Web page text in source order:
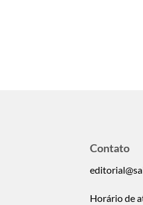
Contato
Horário de